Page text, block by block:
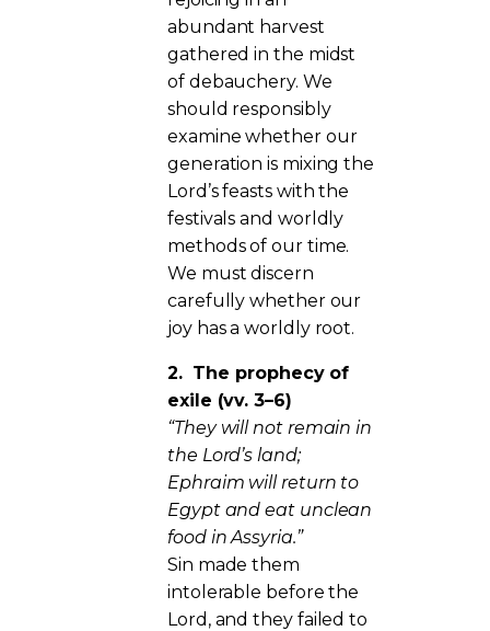
abundant harvest
gathered in the midst
of debauchery. We
should responsibly
examine whether our
generation is mixing the
Lord’s feasts with the
festivals and worldly
methods of our time.
We must discern
carefully whether our
joy has a worldly root.
2. The prophecy of
exile (vv. 3–6)
“They will not remain in
the Lord’s land;
Ephraim will return to
Egypt and eat unclean
food in Assyria.”
Sin made them
intolerable before the
Lord, and they failed to